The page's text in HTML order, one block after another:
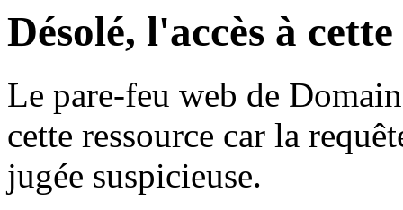
Désolé, l'accès à
Le pare-feu web de
cette ressource car la
jugée suspicieuse.